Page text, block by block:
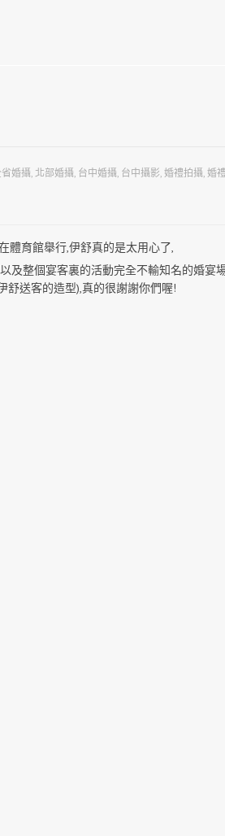
省婚攝, 北部婚攝, 台中婚攝, 台中攝影, 婚禮拍攝, 婚
體育館舉行,伊舒真的是太用心了,
及整個宴客裏的活動完全不輸知名的婚
舒送客的造型),真的很謝謝你們喔!